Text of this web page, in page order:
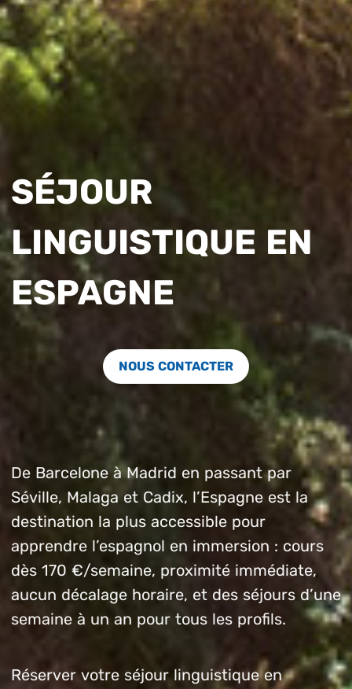
SÉJOUR
LINGUISTIQUE EN
ESPAGNE
NOUS CONTACTER
De Barcelone à Madrid en passant par
Séville, Malaga et Cadix, l’Espagne est la
destination la plus accessible pour
apprendre l’espagnol en immersion : cours
dès 170 €/semaine, proximité immédiate,
aucun décalage horaire, et des séjours d’une
semaine à un an pour tous les profils.
Réserver votre séjour linguistique en